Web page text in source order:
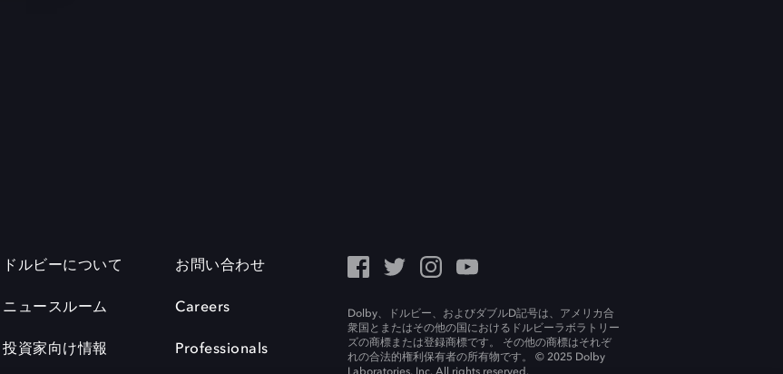
ドルビーについて
ニュースルーム
投資家向け情報
お問い合わせ
Careers
Professionals
Dolby、ドルビー、およびダブルD記号は、アメリカ合
衆国とまたはその他の国におけるドルビーラボラトリー
ズの商標または登録商標です。 その他の商標はそれぞ
れの合法的権利保有者の所有物です。 © 2025 Dolby